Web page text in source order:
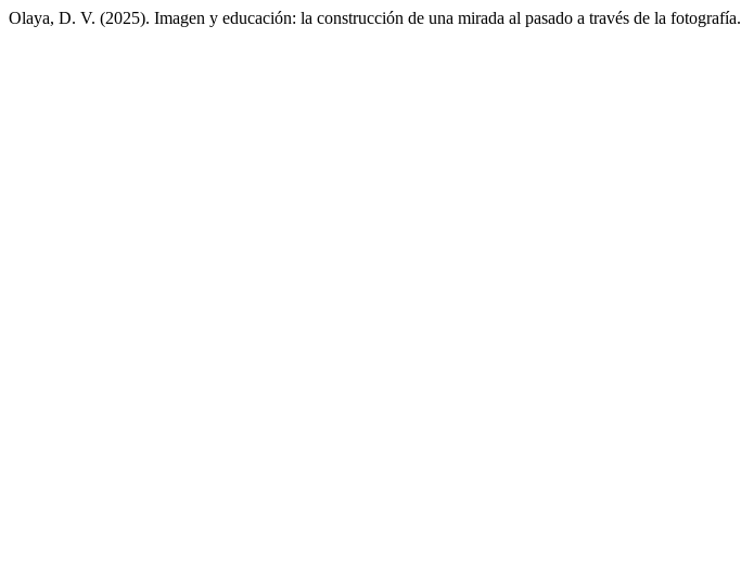
Olaya, D. V. (2025). Imagen y educación: la construcción de una mirada al pasado a través de la fotografía.